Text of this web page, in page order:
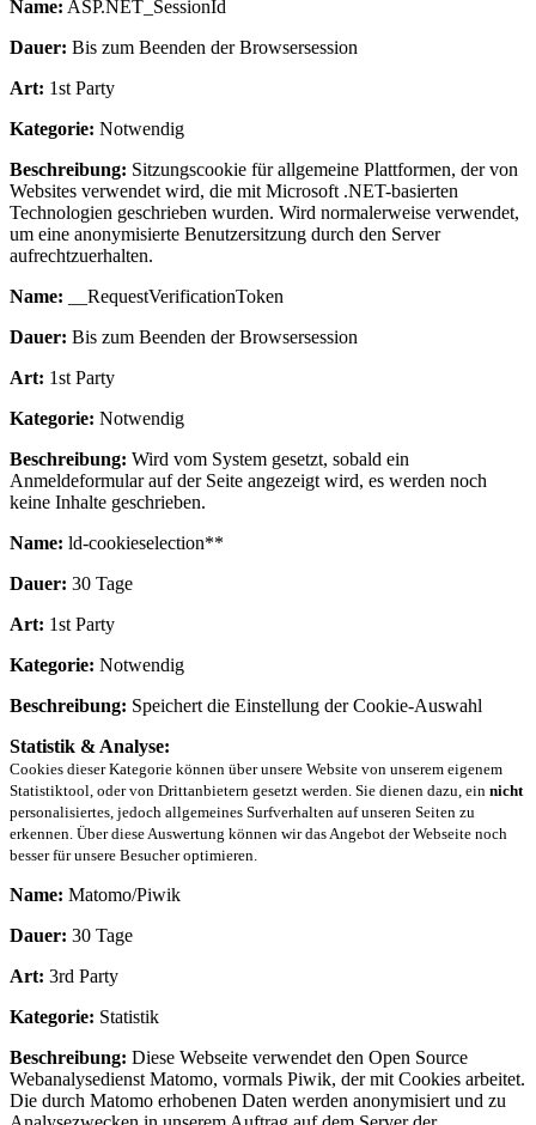
Name: ASP.NET_SessionId
Dauer: Bis zum Beenden der Browsersession
Art: 1st Party
Kategorie: Notwendig
Beschreibung: Sitzungscookie für allgemeine Plattformen, der von
Websites verwendet wird, die mit Microsoft .NET-basierten
Technologien geschrieben wurden. Wird normalerweise verwendet,
um eine anonymisierte Benutzersitzung durch den Server
aufrechtzuerhalten.
Name: __RequestVerificationToken
Dauer: Bis zum Beenden der Browsersession
Art: 1st Party
Kategorie: Notwendig
Beschreibung: Wird vom System gesetzt, sobald ein
Anmeldeformular auf der Seite angezeigt wird, es werden noch
keine Inhalte geschrieben.
Name: ld-cookieselection**
Dauer: 30 Tage
Art: 1st Party
Kategorie: Notwendig
Beschreibung: Speichert die Einstellung der Cookie-Auswahl
Statistik & Analyse:
Cookies dieser Kategorie können über unsere Website von unserem eigenem
Statistiktool, oder von Drittanbietern gesetzt werden. Sie dienen dazu, ein nicht
personalisiertes, jedoch allgemeines Surfverhalten auf unseren Seiten zu
erkennen. Über diese Auswertung können wir das Angebot der Webseite noch
besser für unsere Besucher optimieren.
Name: Matomo/Piwik
Dauer: 30 Tage
Art: 3rd Party
Kategorie: Statistik
Beschreibung: Diese Webseite verwendet den Open Source
Webanalysedienst Matomo, vormals Piwik, der mit Cookies arbeitet.
Die durch Matomo erhobenen Daten werden anonymisiert und zu